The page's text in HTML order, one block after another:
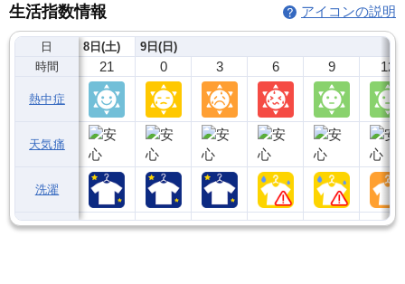
生活指数情報 アイコンの説明
日
時間
熱中症
天気痛
洗濯
8日(土)
21
9日(日)
0 3 6 9 12